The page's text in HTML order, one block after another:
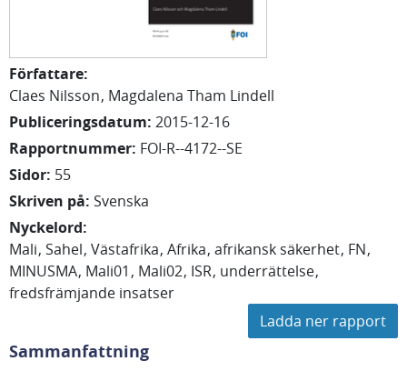
Författare:
Claes Nilsson Magdalena Tham Lindell
Publiceringsdatum: 2015-12-16
Rapportnummer: FOI-R--4172--SE
Sidor: 55
Skriven på: Svenska
Nyckelord:
Mali Sahel Västafrika Afrika afrikansk säkerhet FN
MINUSMA Mali01 Mali02 ISR underrättelse
fredsfrämjande insatser
Ladda ner rapport
Sammanfattning